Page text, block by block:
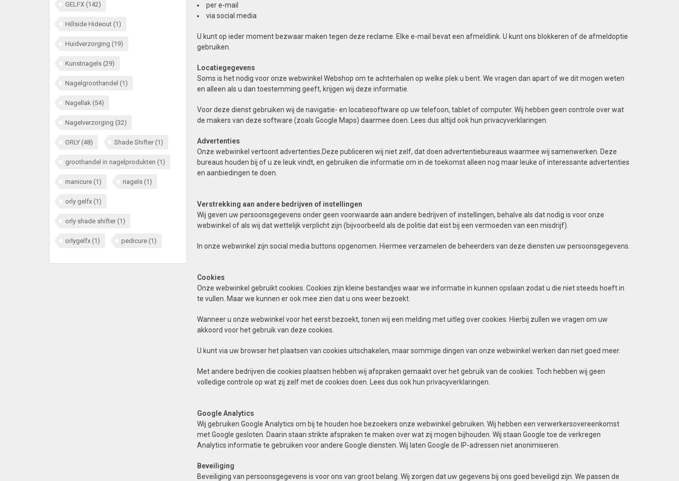
GELFX (142)
Hillside Hideout (1)
Huidverzorging (19)
Kunstnagels (29)
Nagelgroothandel (1)
Nagellak (54)
Nagelverzorging (32)
ORLY (48) Shade Shifter (1)
groothandel in nagelprodukten (1)
manicure (1) nagels (1)
orly gelfx (1)
orly shade shifter (1)
orlygelfx (1) pedicure (1)
per e-mail
via social media
U kunt op ieder moment bezwaar maken tegen deze reclame. Elke e-mail bevat een afmeldlink. U kunt ons blokkeren of de afmeldoptie
gebruiken.
Locatiegegevens
Soms is het nodig voor onze webwinkel Webshop om te achterhalen op welke plek u bent. We vragen dan apart of we dit mogen weten
en alleen als u dan toestemming geeft, krijgen wij deze informatie.
Voor deze dienst gebruiken wij de navigatie- en locatiesoftware op uw telefoon, tablet of computer. Wij hebben geen controle over wat
de makers van deze software (zoals Google Maps) daarmee doen. Lees dus altijd ook hun privacyverklaringen.
Advertenties
Onze webwinkel vertoont advertenties.Deze publiceren wij niet zelf, dat doen advertentiebureaus waarmee wij samenwerken. Deze
bureaus houden bij of u ze leuk vindt, en gebruiken die informatie om in de toekomst alleen nog maar leuke of interessante advertenties
en aanbiedingen te doen.
Verstrekking aan andere bedrijven of instellingen
Wij geven uw persoonsgegevens onder geen voorwaarde aan andere bedrijven of instellingen, behalve als dat nodig is voor onze
webwinkel of als wij dat wettelijk verplicht zijn (bijvoorbeeld als de politie dat eist bij een vermoeden van een misdrijf).
In onze webwinkel zijn social media buttons opgenomen. Hiermee verzamelen de beheerders van deze diensten uw persoonsgegevens.
Cookies
Onze webwinkel gebruikt cookies. Cookies zijn kleine bestandjes waar we informatie in kunnen opslaan zodat u die niet steeds hoeft in
te vullen. Maar we kunnen er ook mee zien dat u ons weer bezoekt.
Wanneer u onze webwinkel voor het eerst bezoekt, tonen wij een melding met uitleg over cookies. Hierbij zullen we vragen om uw
akkoord voor het gebruik van deze cookies.
U kunt via uw browser het plaatsen van cookies uitschakelen, maar sommige dingen van onze webwinkel werken dan niet goed meer.
Met andere bedrijven die cookies plaatsen hebben wij afspraken gemaakt over het gebruik van de cookies. Toch hebben wij geen
volledige controle op wat zij zelf met de cookies doen. Lees dus ook hun privacyverklaringen.
Google Analytics
Wij gebruiken Google Analytics om bij te houden hoe bezoekers onze webwinkel gebruiken. Wij hebben een verwerkersovereenkomst
met Google gesloten. Daarin staan strikte afspraken te maken over wat zij mogen bijhouden. Wij staan Google toe de verkregen
Analytics informatie te gebruiken voor andere Google diensten. Wij laten Google de IP-adressen niet anonimiseren.
Beveiliging
Beveiliging van persoonsgegevens is voor ons van groot belang. Wij zorgen dat uw gegevens bij ons goed beveiligd zijn. We passen de